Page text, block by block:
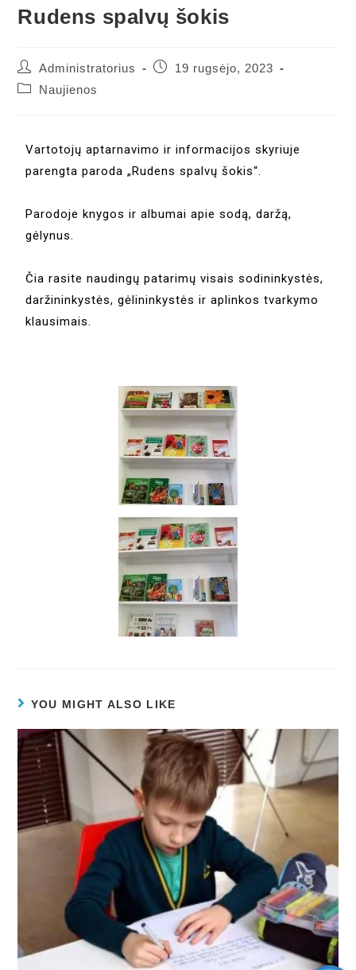
Rudens spalvų šokis
Administratorius
19 rugsėjo, 2023
Naujienos
Vartotojų aptarnavimo ir informacijos skyriuje
parengta paroda „Rudens spalvų šokis“.
Parodoje knygos ir albumai apie sodą, daržą,
gėlynus.
Čia rasite naudingų patarimų visais sodininkystės,
daržininkystės, gėlininkystės ir aplinkos tvarkymo
klausimais.
YOU MIGHT ALSO LIKE